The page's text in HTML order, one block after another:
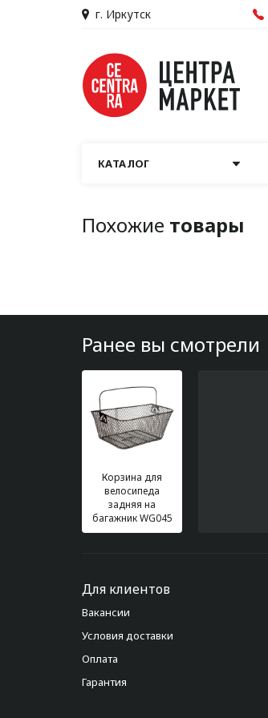
г. Иркутск
КАТАЛОГ
Похожие товары
Ранее вы смотрели
Корзина для
велосипеда
задняя на
багажник WG045
Для клиентов
Вакансии
Условия доставки
Оплата
Гарантия